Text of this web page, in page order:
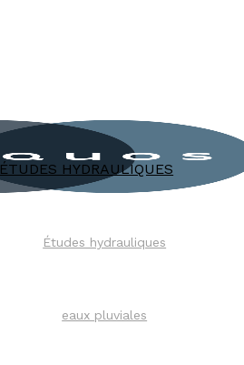
ÉTUDES HYDRAULIQUES
Études hydrauliques
eaux pluviales